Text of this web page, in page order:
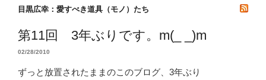
目黒広幸：愛すべき道具（モノ）たち
第11回 3年ぶりです。m(_ _)m
02/28/2010
ずっと放置されたままのこのブログ、3年ぶり